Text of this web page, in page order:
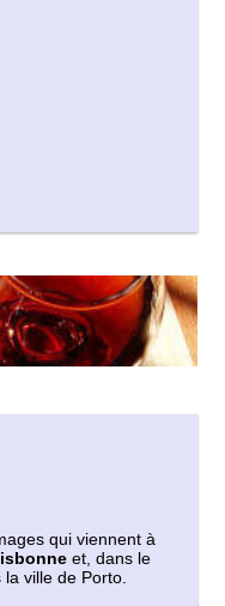
qui viennent à
et, dans le
ville de Porto.